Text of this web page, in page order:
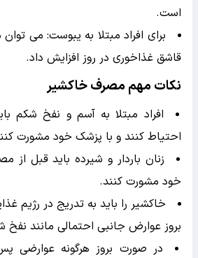
است.
قاشق غذاخوری در روز افزایش داد.
نکات مهم مصرف خاکشیر
افراد مبتلا به آسم و نفخ شکم
احتیاط کنند و با پزشک خود مشورت
زنان باردار و شیرده باید قبل
خود مشورت کنند.
خاکشیر را باید به تدریج در رژیم
بروز عوارض جانبی احتمالی مانند نفخ
در صورت بروز هرگونه عوارضی